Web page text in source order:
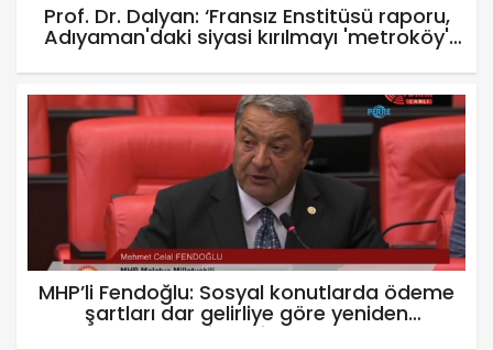
Prof. Dr. Dalyan: ‘Fransız Enstitüsü raporu,
Adıyaman'daki siyasi kırılmayı 'metroköy'
kavramıyla açıklıyor’
MHP’li Fendoğlu: Sosyal konutlarda ödeme
şartları dar gelirliye göre yeniden
düzenlensin - Videolu Haber